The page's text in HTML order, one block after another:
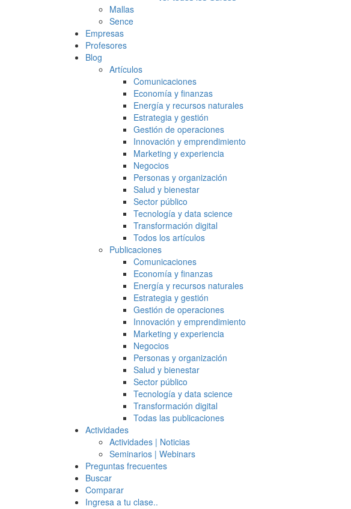
Mallas
Sence
Empresas
Profesores
Blog
Artículos
Comunicaciones
Economía y finanzas
Energía y recursos naturales
Estrategia y gestión
Gestión de operaciones
Innovación y emprendimiento
Marketing y experiencia
Negocios
Personas y organización
Salud y bienestar
Sector público
Tecnología y data science
Transformación digital
Todos los artículos
Publicaciones
Comunicaciones
Economía y finanzas
Energía y recursos naturales
Estrategia y gestión
Gestión de operaciones
Innovación y emprendimiento
Marketing y experiencia
Negocios
Personas y organización
Salud y bienestar
Sector público
Tecnología y data science
Transformación digital
Todas las publicaciones
Actividades
Actividades | Noticias
Seminarios | Webinars
Preguntas frecuentes
Buscar
Comparar
Ingresa a tu clase..